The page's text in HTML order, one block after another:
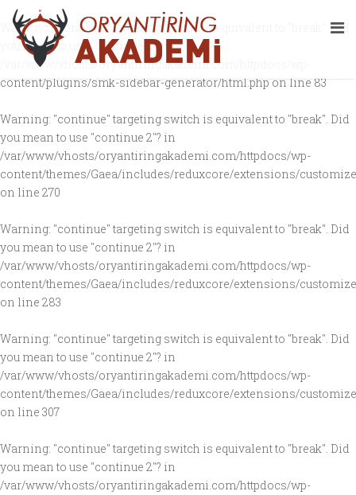
Warning: "continue" targeting switch is equivalent to "break". Did
you mean to use "continue 2"? in
/var/www/vhosts/oryantiringakademi.com/httpdocs/wp-
content/plugins/smk-sidebar-generator/html.php on line 83
Warning: "continue" targeting switch is equivalent to "break". Did
you mean to use "continue 2"? in
/var/www/vhosts/oryantiringakademi.com/httpdocs/wp-
content/themes/Gaea/includes/reduxcore/extensions/
on line 270
Warning: "continue" targeting switch is equivalent to "break". Did
you mean to use "continue 2"? in
/var/www/vhosts/oryantiringakademi.com/httpdocs/wp-
content/themes/Gaea/includes/reduxcore/extensions/
on line 283
Warning: "continue" targeting switch is equivalent to "break". Did
you mean to use "continue 2"? in
/var/www/vhosts/oryantiringakademi.com/httpdocs/wp-
content/themes/Gaea/includes/reduxcore/extensions/
on line 307
Warning: "continue" targeting switch is equivalent to "break". Did
you mean to use "continue 2"? in
/var/www/vhosts/oryantiringakademi.com/httpdocs/wp-